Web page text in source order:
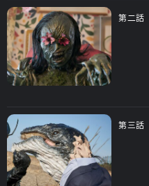
第二話
第三話